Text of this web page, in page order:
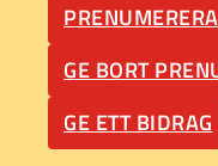
PRENUMERERA
GE BORT
GE ETT BIDRAG